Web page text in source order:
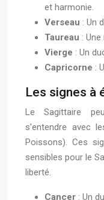
et harmonie.
Verseau : Un
Taureau :
Vierge : Un
Capricorne :
Les signes à
Le Sagittaire
s’entendre avec
Poissons). Ces
sensibles pour le
liberté.
Cancer : Un